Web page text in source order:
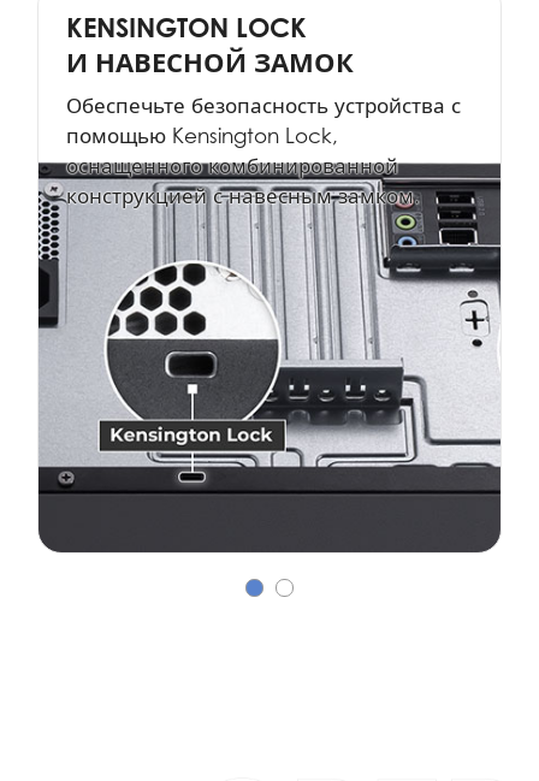
KENSINGTON LOCK
И НАВЕСНОЙ ЗАМОК
Обеспечьте безопасность устройства с
помощью Kensington Lock,
оснащенного комбинированной
конструкцией с навесным замком.